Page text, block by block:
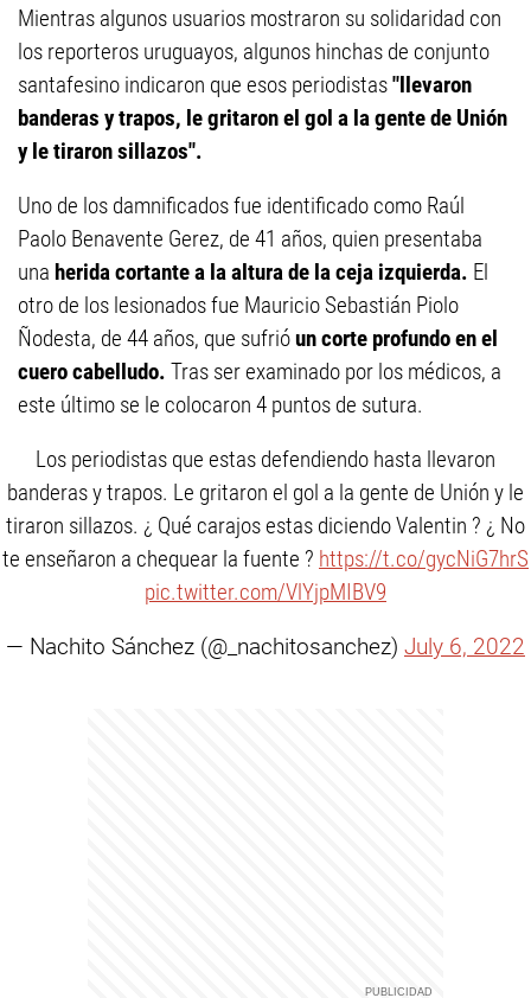
Mientras algunos usuarios mostraron su solidaridad con
los reporteros uruguayos, algunos hinchas de conjunto
santafesino indicaron que esos periodistas"llevaron
banderas y trapos, le gritaron el gol a la gente de Unión
y le tiraron sillazos".
Uno de los damnificados fue identificado como Raúl
Paolo Benavente Gerez, de 41 años, quien presentaba
una herida cortante a la altura de la ceja izquierda. El
otro de los lesionados fue Mauricio Sebastián Piolo
Ñodesta, de 44 años, que sufrióun corte profundo en el
cuero cabelludo. Tras ser examinado por los médicos, a
este último se le colocaron 4 puntos de sutura.
Los periodistas que estas defendiendo hasta llevaron
banderas y trapos. Le gritaron el gol a la gente de Unión y le
tiraron sillazos. ¿ Qué carajos estas diciendo Valentin ? ¿ No
te enseñaron a chequear la fuente ? https://t.co/gycNiG7hrS
pic.twitter.com/VlYjpMIBV9
— Nachito Sánchez (@_nachitosanchez) July 6, 2022